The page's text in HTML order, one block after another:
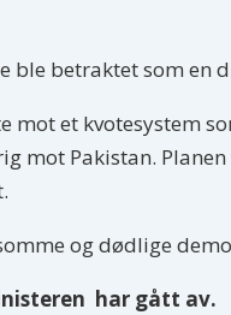
ble betraktet som en
et kvotesystem
mot Pakistan. Planen
og dødlige
har gått av.